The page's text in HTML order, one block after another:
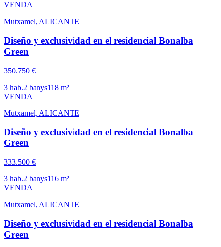
VENDA
Mutxamel, ALICANTE
Diseño y exclusividad en el residencial Bonalba
Green
350.750 €
3 hab.2 banys118 m²
VENDA
Mutxamel, ALICANTE
Diseño y exclusividad en el residencial Bonalba
Green
333.500 €
3 hab.2 banys116 m²
VENDA
Mutxamel, ALICANTE
Diseño y exclusividad en el residencial Bonalba
Green